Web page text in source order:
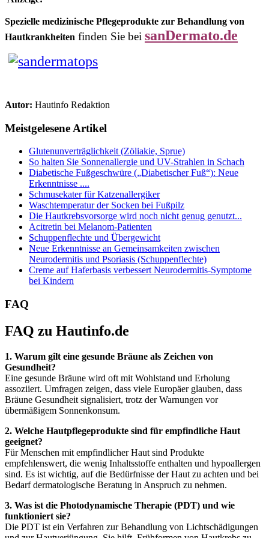
Spezielle medizinische Pflegeprodukte zur Behandlung von
Hautkrankheiten finden Sie bei sanDermato.de
Autor: Hautinfo Redaktion
Meistgelesene Artikel
Glutenunverträglichkeit (Zöliakie, Sprue)
So halten Sie Sonnenallergie und UV-Strahlen in Schach
Diabetische Fußgeschwüre („Diabetischer Fuß“): Neue
Erkenntnisse ....
Schmusekater für Katzenallergiker
Waschtemperatur der Socken bei Fußpilz
Die Hautkrebsvorsorge wird noch nicht genug genutzt...
Acitretin bei Melanom-Patienten
Schuppenflechte und Übergewicht
Neue Erkenntnisse an Gemeinsamkeiten zwischen
Neurodermitis und Psoriasis (Schuppenflechte)
Creme auf Haferbasis verbessert Neurodermitis-Symptome
bei Kindern
FAQ
FAQ zu Hautinfo.de
1. Warum gilt eine gesunde Bräune als Zeichen von
Gesundheit?
Eine gesunde Bräune wird oft mit Wohlstand und Erholung
assoziiert. Umfragen zeigen, dass viele Europäer glauben, dass
Bräune Gesundheit signalisiert, trotz der Warnungen vor
übermäßigem Sonnenkonsum.
2. Welche Hautpflegeprodukte sind für empfindliche Haut
geeignet?
Für Menschen mit empfindlicher Haut sind Produkte
empfehlenswert, die wenig Inhaltsstoffe enthalten und hypoallergen
sind. Es ist wichtig, auf die Bedürfnisse der Haut zu achten und bei
Bedarf dermatologische Beratung in Anspruch zu nehmen.
3. Was ist die Photodynamische Therapie (PDT) und wie
funktioniert sie?
Die PDT ist ein Verfahren zur Behandlung von Lichtschädigungen